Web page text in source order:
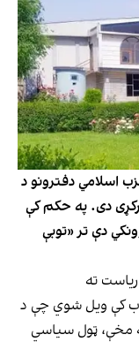
اسلامي دفترونو د
دی. په حکم کې
دې تر «توبې
ته
مکتوب کې ویل شوي چې د
مخې، ټول سیاسي